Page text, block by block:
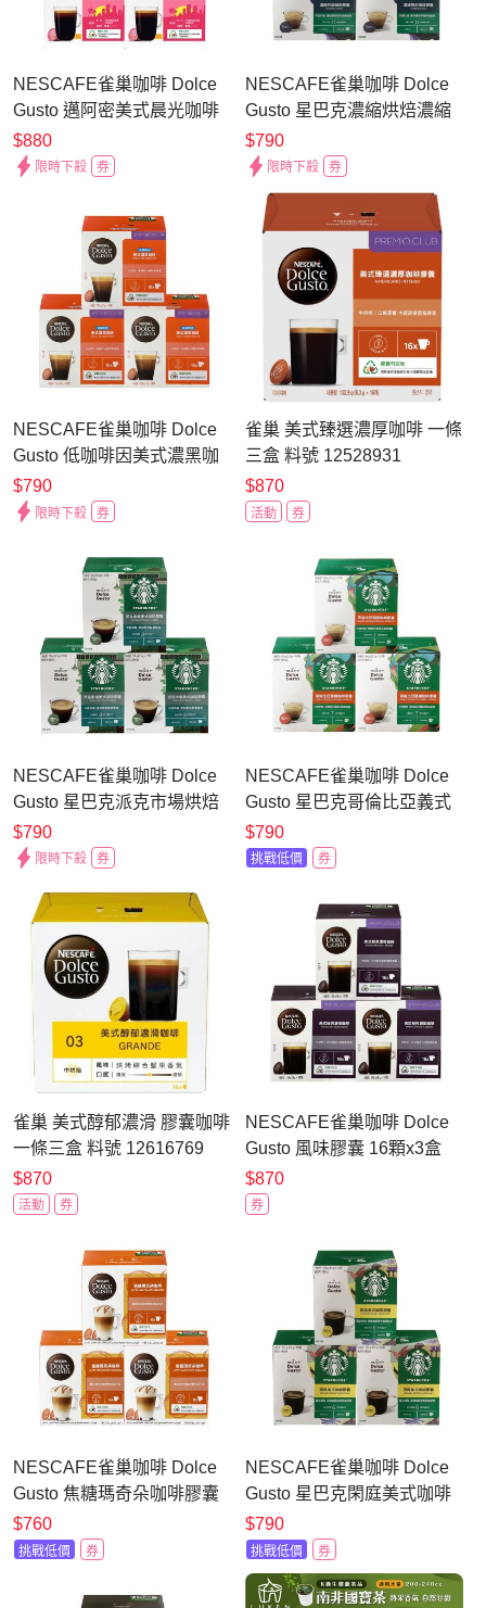
NESCAFE雀巢咖啡 Dolce
Gusto 邁阿密美式晨光咖啡
膠囊18顆X3盒
$880
限時下殺 券
NESCAFE雀巢咖啡 Dolce
Gusto 星巴克濃縮烘焙濃縮
咖啡膠囊12顆x3盒
$790
限時下殺 券
NESCAFE雀巢咖啡 Dolce
Gusto 低咖啡因美式濃黑咖
啡膠囊16顆X3盒
$790
限時下殺 券
雀巢 美式臻選濃厚咖啡 一條
三盒 料號 12528931
$870
活動 券
NESCAFE雀巢咖啡 Dolce
Gusto 星巴克派克市場烘焙
咖啡膠囊12顆x3盒
$790
限時下殺 券
NESCAFE雀巢咖啡 Dolce
Gusto 星巴克哥倫比亞義式
濃縮咖啡膠囊12顆x3盒
$790
挑戰低價 券
雀巢 美式醇郁濃滑 膠囊咖啡
一條三盒 料號 12616769
$870
活動 券
NESCAFE雀巢咖啡 Dolce
Gusto 風味膠囊 16顆x3盒
$870
券
NESCAFE雀巢咖啡 Dolce
Gusto 焦糖瑪奇朵咖啡膠囊
16顆X3盒
$760
挑戰低價 券
NESCAFE雀巢咖啡 Dolce
Gusto 星巴克閑庭美式咖啡
膠囊12顆x3盒
$790
挑戰低價 券